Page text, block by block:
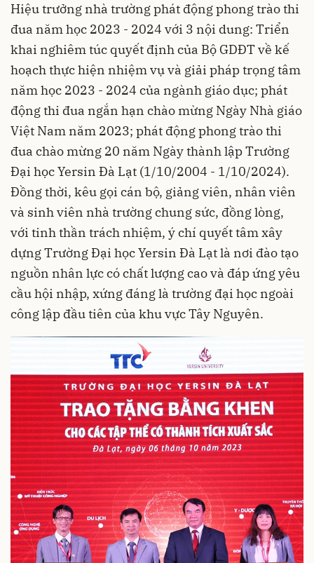
Hiệu trưởng nhà trường phát động phong trào thi
đua năm học 2023 - 2024 với 3 nội dung: Triển
khai nghiêm túc quyết định của Bộ GDĐT về kế
hoạch thực hiện nhiệm vụ và giải pháp trọng tâm
năm học 2023 - 2024 của ngành giáo dục; phát
động thi đua ngắn hạn chào mừng Ngày Nhà giáo
Việt Nam năm 2023; phát động phong trào thi
đua chào mừng 20 năm Ngày thành lập Trường
Đại học Yersin Đà Lạt (1/10/2004 - 1/10/2024).
Đồng thời, kêu gọi cán bộ, giảng viên, nhân viên
và sinh viên nhà trường chung sức, đồng lòng,
với tinh thần trách nhiệm, ý chí quyết tâm xây
dựng Trường Đại học Yersin Đà Lạt là nơi đào tạo
nguồn nhân lực có chất lượng cao và đáp ứng yêu
cầu hội nhập, xứng đáng là trường đại học ngoài
công lập đầu tiên của khu vực Tây Nguyên.